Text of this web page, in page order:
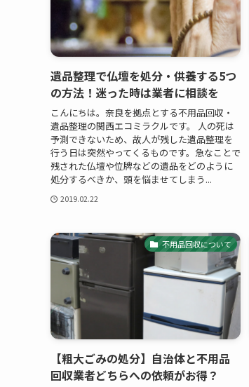
遺品整理で仏壇を処分・供養する5つ
の方法！迷った時は業者に相談を
こんにちは。奈良を拠点とする不用品回収・
遺品整理の関西エコミラクルです。 人の死は
予測できないため、故人が残した遺品整理を
行う日は突然やってくるものです。急なことで
残された仏壇や位牌などの遺品をどのように
処分するべきか、頭を悩ませてしまう...
2019.02.22
不用品回収について
【粗大ごみの処分】自治体と不用品
回収業者どちらへの依頼がお得？